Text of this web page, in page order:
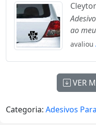
ao
avaliou
VER
Categoria: Adesivos